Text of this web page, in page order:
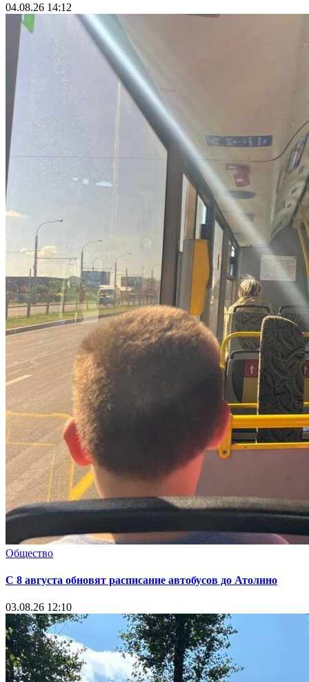
04.08.26 14:12
Общество
С 8 августа обновят расписание автобусов до Атолино
03.08.26 12:10